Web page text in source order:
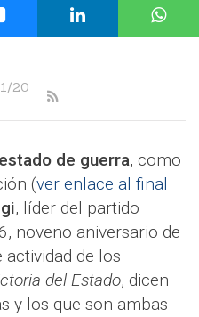
20
de guerra, como
(ver enlace al final
, líder del partido
noveno aniversario de
actividad de los
del Estado, dicen
y los que son ambas